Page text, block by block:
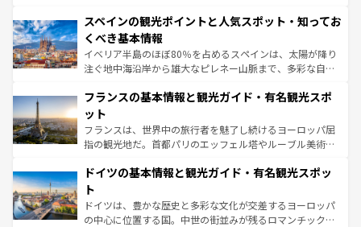
ろん、トスカーナの美しい田園風景やアマルフィ海岸の絶
景など、自然景観も見逃せない。観光の合間には、本場の
ピザやパスタなど、絶品のイタリア料理を堪能することも
できる。朝目覚めてから夜眠るまで、すべての瞬間を楽し
なお、新着のイタリア情報はコンテンツ一覧を参照してほ
しい。
スペインの観光ポイントと人気スポット・知ってお
くべき基本情報
イベリア半島のほぼ80％を占めるスペインは、太陽が降り
注ぐ地中海沿岸から雄大なピレネー山脈まで、多彩な自然
文化が根付くこの国では、情熱的なフラメンコ、熱気あふ
れる闘牛、そして美味しいタパスが生活の一部となってい
る。首都マドリードの洗練された雰囲気や、バルセロナの
アートに溢れた街角から、地方では古代ローマ遺跡や中世
せる。地方によって風土や気候が異なるスペインはその個
ンテンツ一覧 を参照してほしい。
フランスの基本情報と観光ガイド・有名観光スポ
ット
フランスは、世界中の旅行者を魅了し続けるヨーロッパ屈
指の観光地だ。首都パリのエッフェル塔やルーブル美術館
で、幅広い魅力が詰まっている。華麗な宮殿、歴史的な大
聖堂、美しいビーチ、そして豊かな自然が、訪れる者を心
から魅了する。また、フランスは美食の国としても知ら
れ、フランス料理はユネスコ無形文化遺産にも登録されて
ドイツの基本情報と観光ガイド・有名観光スポッ
ト
ドイツは、豊かな歴史と多彩な文化が交差するヨーロッパ
の中心に位置する国。中世の街並みが残るロマンチック街